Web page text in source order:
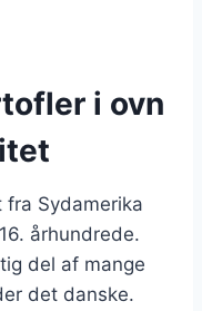
i ovn
Sydamerika
århundrede.
del af mange
det danske.